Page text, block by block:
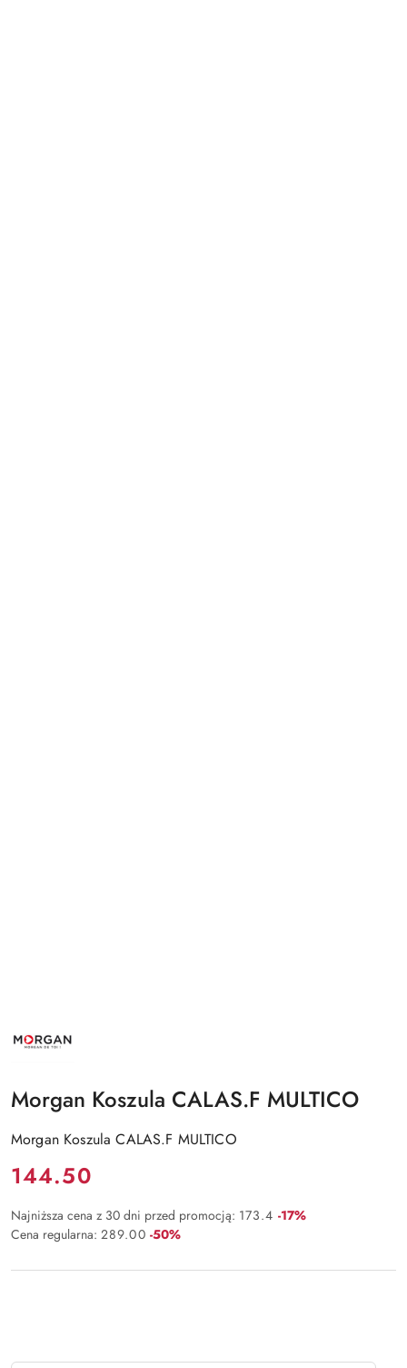
PRODUCENTA:
MORGAN
Morgan Koszula CALAS.F MULTICO
Morgan Koszula CALAS.F MULTICO
Cena:
144.50
Najniższa cena z 30 dni przed promocją: 173.4 Rabat:
-17%
Cena regularna: 289.00 Rabat:
-50%